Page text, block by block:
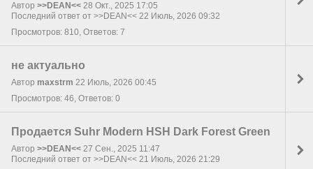
Автор >>DEAN<< 28 Окт., 2025 17:05
Последний ответ от >>DEAN<< 22 Июль, 2026 09:32
Просмотров: 810, Ответов: 7
не актуально
Автор maxstrm 22 Июль, 2026 00:45
Просмотров: 46, Ответов: 0
Продается Suhr Modern HSH Dark Forest Green
Автор >>DEAN<< 27 Сен., 2025 11:47
Последний ответ от >>DEAN<< 21 Июль, 2026 21:29